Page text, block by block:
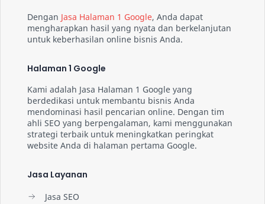
Dengan Jasa Halaman 1 Google, Anda dapat
mengharapkan hasil yang nyata dan berkelanjutan
untuk keberhasilan online bisnis Anda.
Halaman 1 Google
Kami adalah Jasa Halaman 1 Google yang
berdedikasi untuk membantu bisnis Anda
mendominasi hasil pencarian online. Dengan tim
ahli SEO yang berpengalaman, kami menggunakan
strategi terbaik untuk meningkatkan peringkat
website Anda di halaman pertama Google.
Jasa Layanan
Jasa SEO